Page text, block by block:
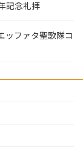
記念礼拝
ッファタ聖歌隊コ